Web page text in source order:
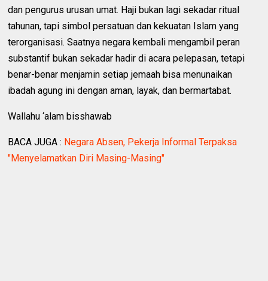
dan pengurus urusan umat. Haji bukan lagi sekadar ritual
tahunan, tapi simbol persatuan dan kekuatan Islam yang
terorganisasi. Saatnya negara kembali mengambil peran
substantif bukan sekadar hadir di acara pelepasan, tetapi
benar-benar menjamin setiap jemaah bisa menunaikan
ibadah agung ini dengan aman, layak, dan bermartabat.
Wallahu ‘alam bisshawab
BACA JUGA : Negara Absen, Pekerja Informal Terpaksa
"Menyelamatkan Diri Masing-Masing"